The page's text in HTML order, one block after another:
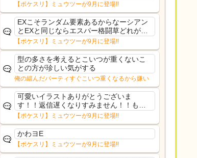
のタイプにリソース割くのなんだかむな
しい気がするわ出番がないってわけじゃ
ないから無駄ではないんだけど
【ポケスリ】ミュウツーが9月に登場!!
EXこそランダム要素あるからなーシアン
とEXと同じならエスパー格闘草どれが事
前に来るか分からんから、積む必要があ
るミュウツーは使いにくくね？って思っ
た
【ポケスリ】ミュウツーが9月に登場!!
型の多さを考えるとこいつが重くないこ
との方が珍しい気がする
俺の組んだパーティすぐこいつ重くなるから嫌い
可愛いイラストありがとうございま
す！！返信遅くなりすみません！！もう
少ししたら通常再開できます！
【ポケスリ】ミュウツーが9月に登場!!
かわヨE
【ポケスリ】ミュウツーが9月に登場!!